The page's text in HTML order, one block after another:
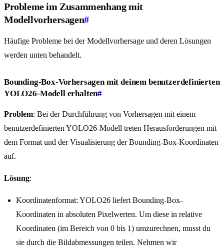
Probleme im Zusammenhang mit
Modellvorhersagen#
Häufige Probleme bei der Modellvorhersage und deren Lösungen
werden unten behandelt.
Bounding-Box-Vorhersagen mit deinem benutzerdefinierten
YOLO26-Modell erhalten#
Problem: Bei der Durchführung von Vorhersagen mit einem
benutzerdefinierten YOLO26-Modell treten Herausforderungen mit
dem Format und der Visualisierung der Bounding-Box-Koordinaten
auf.
Lösung:
Koordinatenformat: YOLO26 liefert Bounding-Box-
Koordinaten in absoluten Pixelwerten. Um diese in relative
Koordinaten (im Bereich von 0 bis 1) umzurechnen, musst du
sie durch die Bildabmessungen teilen. Nehmen wir